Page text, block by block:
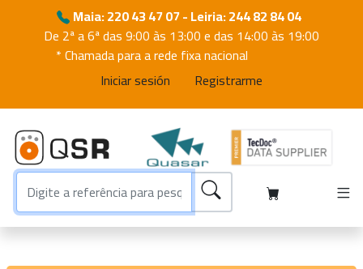
Maia: 220 43 47 07 - Leiria: 244 82 84 04
De 2ª a 6ª das 9:00 às 13:00 e das 14:00 às 19:00
* Chamada para a rede fixa nacional
Iniciar sesión
Registrarme